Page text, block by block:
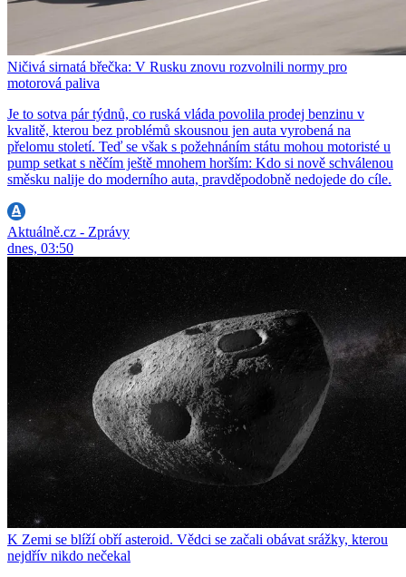
Ničivá sirnatá břečka: V Rusku znovu rozvolnili normy pro
motorová paliva
Je to sotva pár týdnů, co ruská vláda povolila prodej benzinu v
kvalitě, kterou bez problémů skousnou jen auta vyrobená na
přelomu století. Teď se však s požehnáním státu mohou motoristé u
pump setkat s něčím ještě mnohem horším: Kdo si nově schválenou
směsku nalije do moderního auta, pravděpodobně nedojede do cíle.
Aktuálně.cz - Zprávy
dnes, 03:50
K Zemi se blíží obří asteroid. Vědci se začali obávat srážky, kterou
nejdřív nikdo nečekal